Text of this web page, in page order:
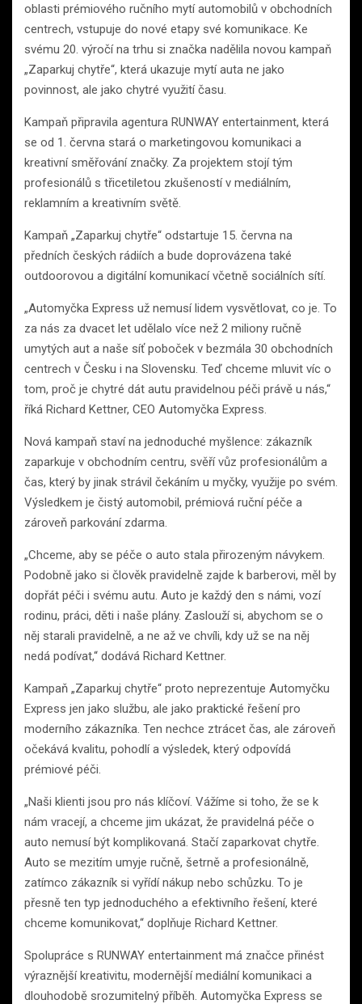
oblasti prémiového ručního mytí automobilů v obchodních
centrech, vstupuje do nové etapy své komunikace. Ke
svému 20. výročí na trhu si značka nadělila novou kampaň
„Zaparkuj chytře“, která ukazuje mytí auta ne jako
povinnost, ale jako chytré využití času.
Kampaň připravila agentura RUNWAY entertainment, která
se od 1. června stará o marketingovou komunikaci a
kreativní směřování značky. Za projektem stojí tým
profesionálů s třicetiletou zkušeností v mediálním,
reklamním a kreativním světě.
Kampaň „Zaparkuj chytře“ odstartuje 15. června na
předních českých rádiích a bude doprovázena také
outdoorovou a digitální komunikací včetně sociálních sítí.
„Automyčka Express už nemusí lidem vysvětlovat, co je. To
za nás za dvacet let udělalo více než 2 miliony ručně
umytých aut a naše síť poboček v bezmála 30 obchodních
centrech v Česku i na Slovensku. Teď chceme mluvit víc o
tom, proč je chytré dát autu pravidelnou péči právě u nás,“
říká Richard Kettner, CEO Automyčka Express.
Nová kampaň staví na jednoduché myšlence: zákazník
zaparkuje v obchodním centru, svěří vůz profesionálům a
čas, který by jinak strávil čekáním u myčky, využije po svém.
Výsledkem je čistý automobil, prémiová ruční péče a
zároveň parkování zdarma.
„Chceme, aby se péče o auto stala přirozeným návykem.
Podobně jako si člověk pravidelně zajde k barberovi, měl by
dopřát péči i svému autu. Auto je každý den s námi, vozí
rodinu, práci, děti i naše plány. Zaslouží si, abychom se o
něj starali pravidelně, a ne až ve chvíli, kdy už se na něj
nedá podívat,“ dodává Richard Kettner.
Kampaň „Zaparkuj chytře“ proto neprezentuje Automyčku
Express jen jako službu, ale jako praktické řešení pro
moderního zákazníka. Ten nechce ztrácet čas, ale zároveň
očekává kvalitu, pohodlí a výsledek, který odpovídá
prémiové péči.
„Naši klienti jsou pro nás klíčoví. Vážíme si toho, že se k
nám vracejí, a chceme jim ukázat, že pravidelná péče o
auto nemusí být komplikovaná. Stačí zaparkovat chytře.
Auto se mezitím umyje ručně, šetrně a profesionálně,
zatímco zákazník si vyřídí nákup nebo schůzku. To je
přesně ten typ jednoduchého a efektivního řešení, které
chceme komunikovat,“ doplňuje Richard Kettner.
Spolupráce s RUNWAY entertainment má značce přinést
výraznější kreativitu, modernější mediální komunikaci a
dlouhodobě srozumitelný příběh. Automyčka Express se